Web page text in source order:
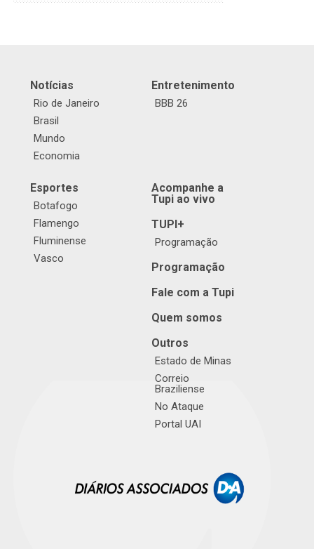
Notícias
Rio de Janeiro
Brasil
Mundo
Economia
Entretenimento
BBB 26
Esportes
Botafogo
Flamengo
Fluminense
Vasco
Acompanhe a
Tupi ao vivo
TUPI+
Programação
Programação
Fale com a Tupi
Quem somos
Outros
Estado de Minas
Correio
Braziliense
No Ataque
Portal UAI